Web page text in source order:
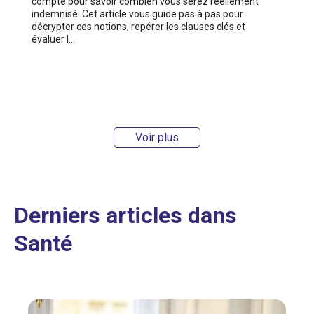
indemnisé. Cet article vous guide pas à pas pour
décrypter ces notions, repérer les clauses clés et
évaluer l…
Voir plus
Derniers articles dans
Santé